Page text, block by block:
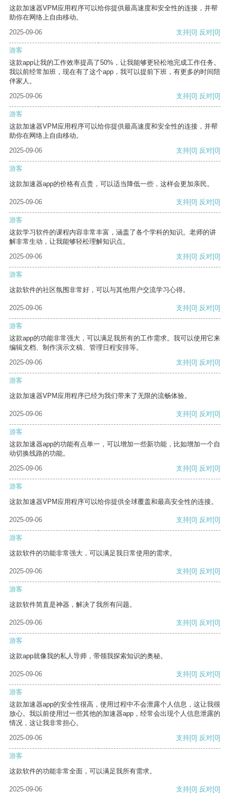
这款加速器VPM应用程序可以给你提供最高速度和安全性的连接，并帮
助你在网络上自由移动。
2025-09-06
支持[0] 反对[0]
游客
这款app让我的工作效率提高了50%，让我能够更轻松地完成工作任务。
我以前经常加班，现在有了这个app，我可以提前下班，有更多的时间陪
伴家人。
2025-09-06
支持[0] 反对[0]
游客
这款加速器VPM应用程序可以给你提供最高速度和安全性的连接，并帮
助你在网络上自由移动。
2025-09-06
支持[0] 反对[0]
游客
这款加速器app的价格有点贵，可以适当降低一些，这样会更加亲民。
2025-09-06 支持[0] 反对[0]
游客
这款学习软件的课程内容非常丰富，涵盖了各个学科的知识。老师的讲
解非常生动，让我能够轻松理解知识点。
2025-09-06
支持[0] 反对[0]
游客
这款软件的社区氛围非常好，可以与其他用户交流学习心得。
2025-09-06 支持[0] 反对[0]
游客
这款app的功能非常强大，可以满足我所有的工作需求。我可以使用它来
编辑文档、制作演示文稿、管理日程安排等。
2025-09-06
支持[0] 反对[0]
游客
这款加速器VPM应用程序已经为我们带来了无限的流畅体验。
2025-09-06 支持[0] 反对[0]
游客
这款加速器app的功能有点单一，可以增加一些新功能，比如增加一个自
动切换线路的功能。
2025-09-06
支持[0] 反对[0]
游客
这款加速器VPM应用程序可以给你提供全球覆盖和最高安全性的连接。
2025-09-06 支持[0] 反对[0]
游客
这款软件的功能非常强大，可以满足我日常使用的需求。
2025-09-06 支持[0] 反对[0]
游客
这款软件简直是神器，解决了我所有问题。
2025-09-06 支持[0] 反对[0]
游客
这款app就像我的私人导师，带领我探索知识的奥秘。
2025-09-06 支持[0] 反对[0]
游客
这款加速器app的安全性很高，使用过程中不会泄露个人信息，这让我很
放心。我以前使用过一些其他的加速器app，经常会出现个人信息泄露的
情况，这让我非常担心。
2025-09-06
支持[0] 反对[0]
游客
这款软件的功能非常全面，可以满足我所有需求。
2025-09-06 支持[0] 反对[0]